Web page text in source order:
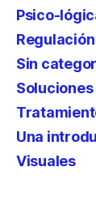
Psico-
Sin
Una
Visuales